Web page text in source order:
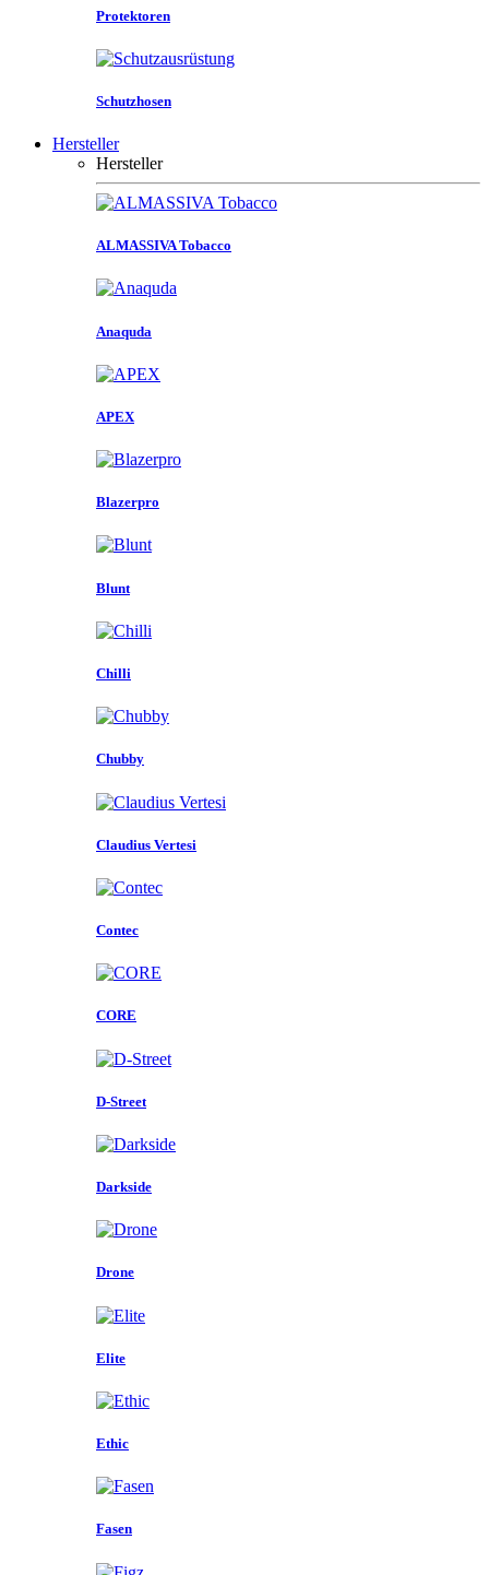
Protektoren
Schutzhosen
Hersteller
Hersteller
ALMASSIVA Tobacco
Anaquda
APEX
Blazerpro
Blunt
Chilli
Chubby
Claudius Vertesi
Contec
CORE
D-Street
Darkside
Drone
Elite
Ethic
Fasen